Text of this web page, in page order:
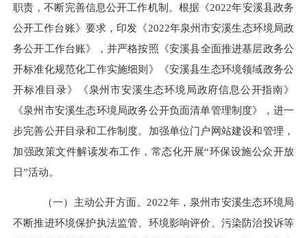
职责，不断完善信息公开工作机制。 根据《2022年安溪县政务
公开工作台账》要求， 印发《2022年泉州市安溪生态环境局政
务公开工作台账》 ， 并严格按照 《安溪县全面推进基层政务公
开标准化规范化工作实施细则》
《安溪县生态环境领域政务公
开标准目录》《泉州市安溪生态环境局政府信息公开指南》
《泉州市安溪生态环境局政务公开负面清单管理制度》， 进一
步完善公开目录和工作制度。加强单位门户网站建设和管理 ，
加强政策文件解读发布工作， 常态化开展“环保设施公众开放
日”活动。
（一）主动公开方面。 2022年， 泉州市安溪生态环境局
不断推进环境保护执法监管、环境影响评价、污染防治投诉等